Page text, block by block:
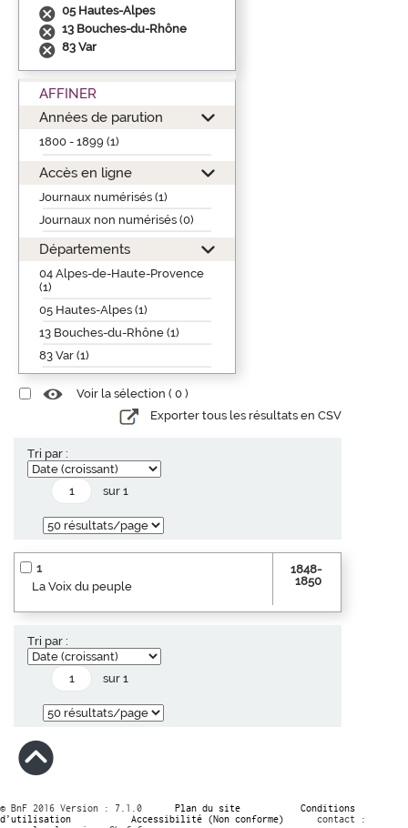
05 Hautes-Alpes
13 Bouches-du-Rhône
83 Var
AFFINER
Années de parution
1800 - 1899 (1)
Accès en ligne
Journaux numérisés (1)
Journaux non numérisés (0)
Départements
04 Alpes-de-Haute-Provence
(1)
05 Hautes-Alpes (1)
13 Bouches-du-Rhône (1)
83 Var (1)
Voir la sélection ( 0 )
Exporter tous les résultats en CSV
Tri par :
sur 1
1
La Voix du peuple
1848-
1850
Tri par :
sur 1
© BnF 2016 Version : 7.1.0 Plan du site
Conditions
d’utilisation
Accessibilité (Non conforme)
contact :